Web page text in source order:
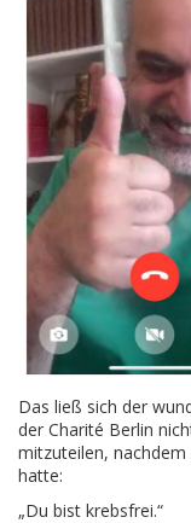
Das ließ sich der
der Charité Berlin
mitzuteilen,
hatte:
„Du bist krebsfrei.“